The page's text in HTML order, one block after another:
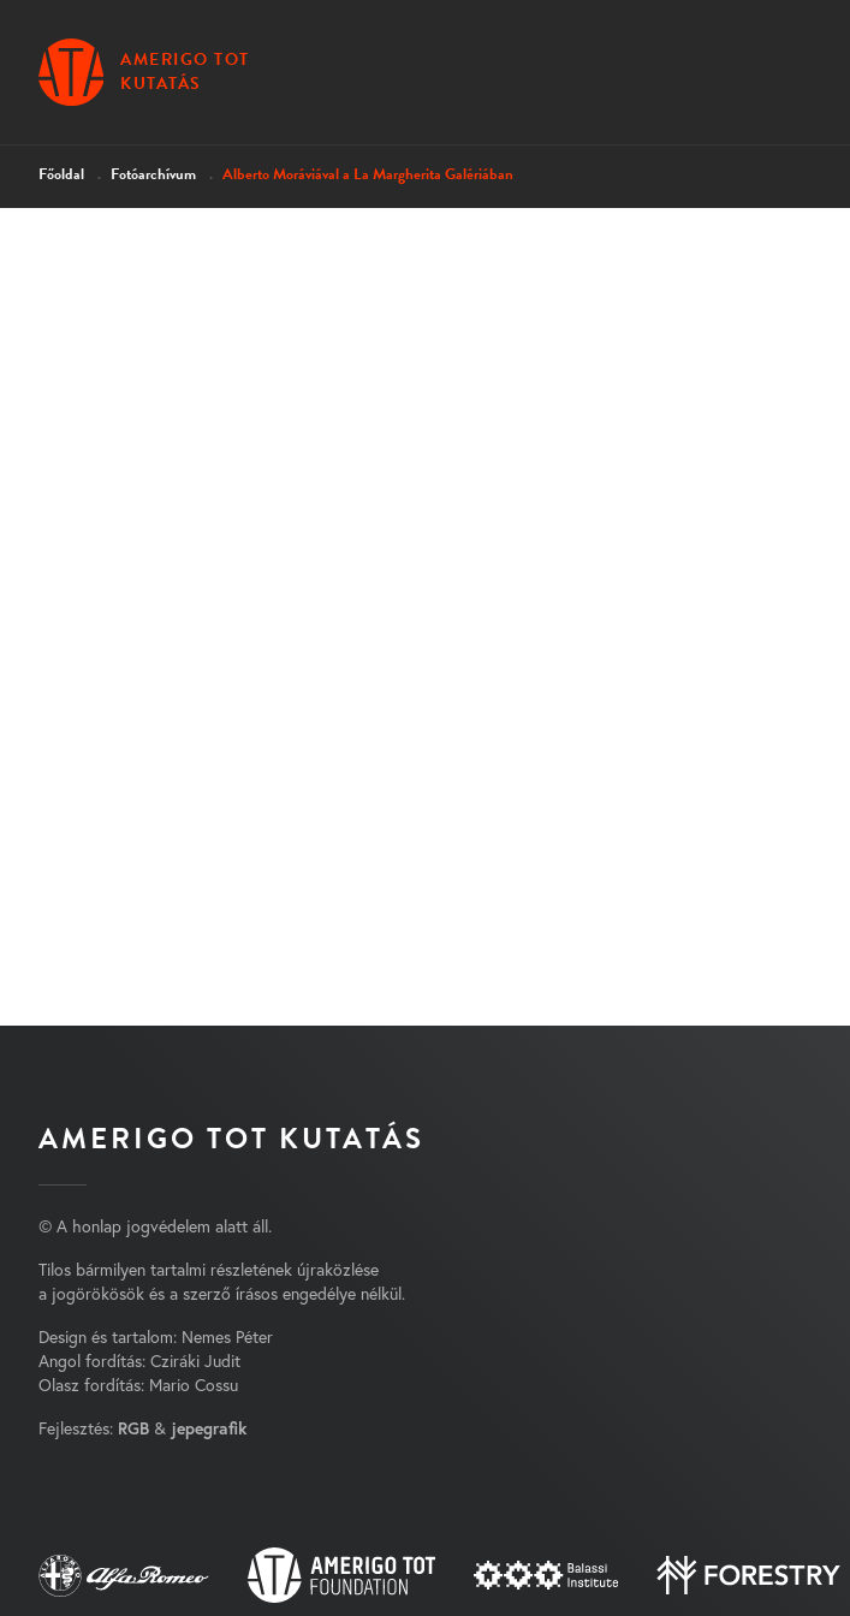
AMERIGO TOT
KUTATÁS
Főoldal Fotóarchívum Alberto Moráviával a La Margherita Galériában
AMERIGO TOT KUTATÁS
© A honlap jogvédelem alatt áll.
Tilos bármilyen tartalmi részletének újraközlése
a jogörökösök és a szerző írásos engedélye nélkül.
Design és tartalom: Nemes Péter
Angol fordítás: Cziráki Judit
Olasz fordítás: Mario Cossu
Fejlesztés: RGB & jepegrafik